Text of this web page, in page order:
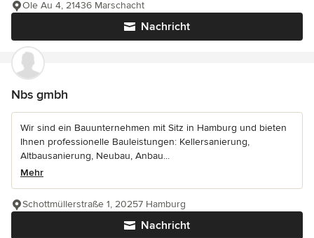
Nachricht
Ole Au 4, 21436 Marschacht
Nbs gmbh
Wir sind ein Bauunternehmen mit Sitz in Hamburg und bieten
Ihnen professionelle Bauleistungen: Kellersanierung,
Altbausanierung, Neubau, Anbau...
Mehr
Nachricht
Schottmüllerstraße 1, 20257 Hamburg